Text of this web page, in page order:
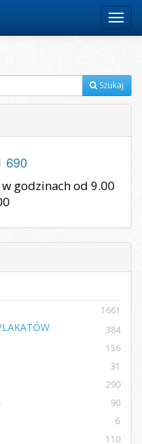
Menu
Szukaj
690
godzinach od 9.00
1661
384
156
31
290
90
6
110